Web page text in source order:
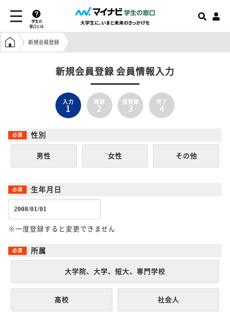
学生の
窓口とは
学生の窓口トップ
新規会員登録
新規会員登録 会員情報入力
入力
1
確認
2
仮登録
3
完了
4
性別
男性 女性 その他
生年月日
※一度登録すると変更できません
所属
大学院、大学、短大、専門学校
高校 社会人